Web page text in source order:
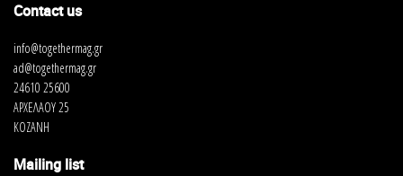
Contact us
info@togethermag.gr
ad@togethermag.gr
24610 25600
ΑΡΧΕΛΑΟΥ 25
ΚΟΖΑΝΗ
Mailing list